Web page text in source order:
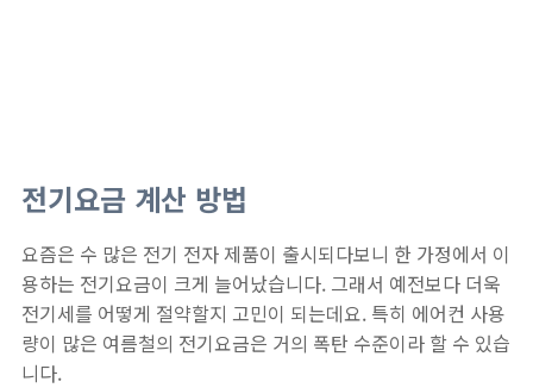
전기요금 계산 방법
요즘은 수 많은 전기 전자 제품이 출시되다보니 한 가정에서 이
용하는 전기요금이 크게 늘어났습니다. 그래서 예전보다 더욱
전기세를 어떻게 절약할지 고민이 되는데요. 특히 에어컨 사용
량이 많은 여름철의 전기요금은 거의 폭탄 수준이라 할 수 있습
니다.